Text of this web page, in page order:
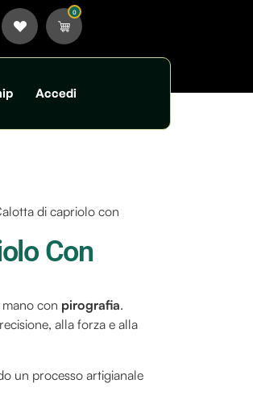
0
Accedi
di capriolo con
Con
con pirografia.
alla forza e alla
un processo artigianale